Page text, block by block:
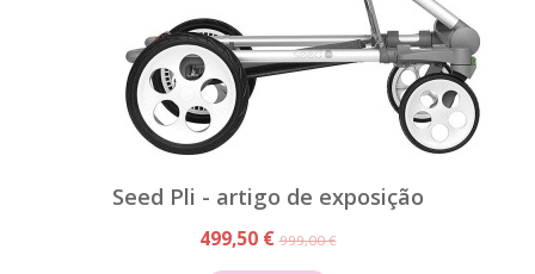
Seed Pli - artigo de exposição
499,50 €999,00 €